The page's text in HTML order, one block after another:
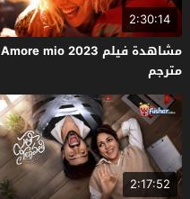
2:30:14
مشاهدة فيلم Amore mio 2023
مترجم
2:17:52